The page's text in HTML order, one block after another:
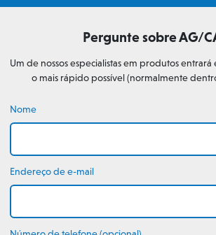
Pergunte sobre AG/
Um de nossos especialistas em produtos
o mais rápido possível (normalmente
Nome
Endereço de e-mail